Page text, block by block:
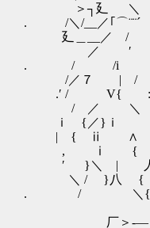
＞┐廴 ＼ ／
. /＼/__／｢
廴＿__
／ ′ i /{
. / /i |＼{ ＼
/／７ | / :!
.′ / V{ :| 〈
/ ／ ＼ !
ｉ {／
| { ⅱ ∧ ＼_
, ⅰ { ｀
′ }＼ |
＼ / }八 { ＼
. / ＼{:
}／７
厂＞-